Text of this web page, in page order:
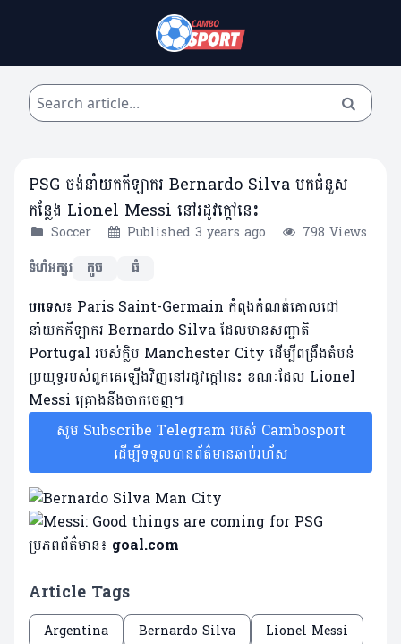
PSG ចង់នាំយកកីឡាករ Bernardo Silva មកជំនួស
កន្លែង Lionel Messi នៅរដូវក្តៅនេះ
Soccer Published 3 years ago
798 Views
ទំហំអក្សរ
តូច ធំ
បរទេស៖ Paris Saint-Germain កំពុងកំណត់គោលដៅ
នាំយកកីឡាករ Bernardo Silva ដែលមានសញ្ជាតិ
Portugal របស់ក្លិប Manchester City ដើម្បីពង្រឹងតំបន់
ប្រយុទ្ធរបស់ពួកគេឡើងវិញនៅរដូវក្តៅនេះ ខណៈដែល Lionel
Messi គ្រោងនឹងចាកចេញ៕
សូម Subscribe Telegram របស់ Cambosport
ដើម្បីទទួលបានព័ត៌មានឆាប់រហ័ស
ប្រភពព័ត៌មាន៖ goal.com
Article Tags
Argentina Bernardo Silva
Lionel Messi